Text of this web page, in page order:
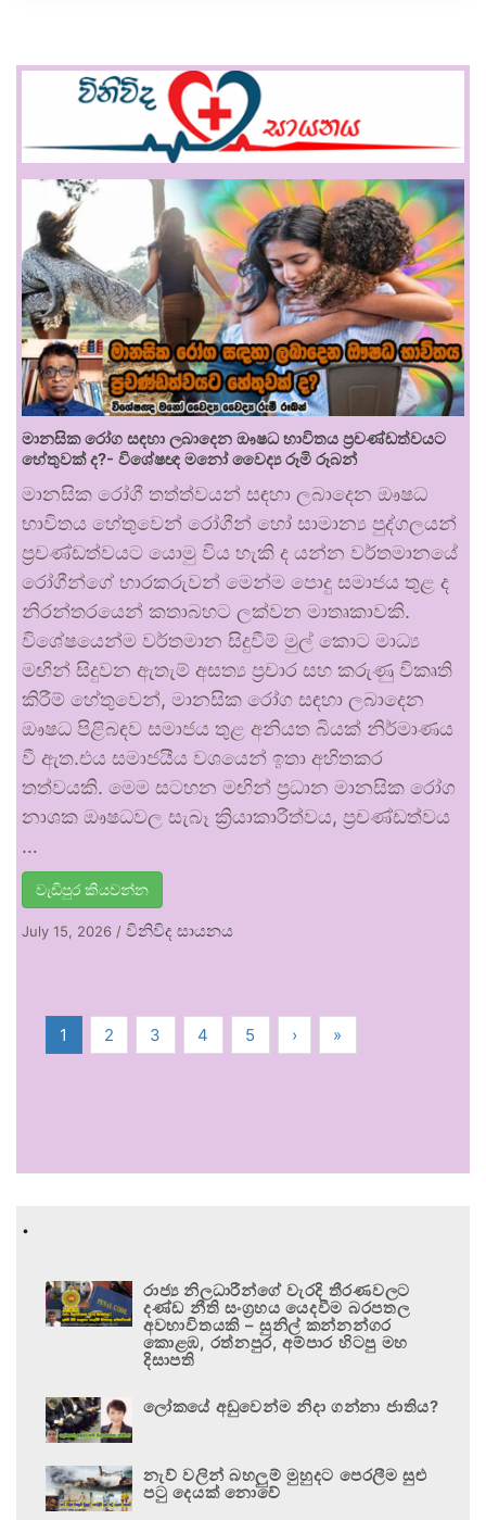
මානසික රෝග සඳහා ලබාදෙන ඖෂධ භාවිතය ප්‍රචණ්ඩත්වයට
හේතුවක් ද?- විශේෂඥ මනෝ වෛද්‍ය රූමි රූබන්
මානසික රෝගී තත්ත්වයන් සඳහා ලබාදෙන ඖෂධ
භාවිතය හේතුවෙන් රෝගීන් හෝ සාමාන්‍ය පුද්ගලයන්
ප්‍රචණ්ඩත්වයට යොමු විය හැකි ද යන්න වර්තමානයේ
රෝගීන්ගේ භාරකරුවන් මෙන්ම පොදු සමාජය තුළ ද
නිරන්තරයෙන් කතාබහට ලක්වන මාතෘකාවකි.
විශේෂයෙන්ම වර්තමාන සිදුවීම් මුල් කොට මාධ්‍ය
මඟින් සිදුවන ඇතැම් අසත්‍ය ප්‍රචාර සහ කරුණු විකෘති
කිරීම් හේතුවෙන්, මානසික රෝග සඳහා ලබාදෙන
ඖෂධ පිළිබඳව සමාජය තුළ අනියත බියක් නිර්මාණය
වී ඇත.එය සමාජයීය වශයෙන් ඉතා අහිතකර
තත්වයකි. මෙම සටහන මඟින් ප්‍රධාන මානසික රෝග
නාශක ඖෂධවල සැබෑ ක්‍රියාකාරීත්වය, ප්‍රචණ්ඩත්වය
…
වැඩිපුර කියවන්න
July 15, 2026 / විනිවිද සායනය
1 2 3 4 5 › »
.
රාජ්‍ය නිලධාරීන්ගේ වැරදි තීරණවලට
දණ්ඩ නීති සංග්‍රහය යෙදවීම බරපතල
අවභාවිතයකි – සුනිල් කන්නන්ගර
කොළඹ, රත්නපුර, අම්පාර හිටපු මහ
දිසාපති
ලෝකයේ අඩුවෙන්ම නිදා ගන්නා ජාතිය?
නැව් වලින් බහලුම් මුහුදට පෙරලීම සුළු
පටු දෙයක් නොවේ